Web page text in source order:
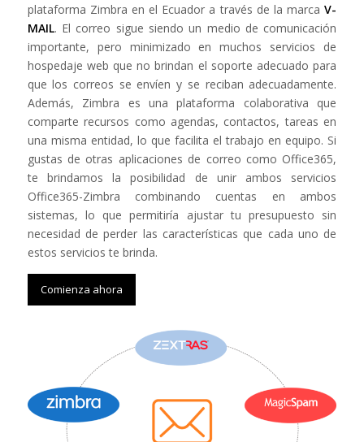
plataforma Zimbra en el Ecuador a través de la marcaV-
MAIL. El correo sigue siendo un medio de comunicación
importante, pero minimizado en muchos servicios de
hospedaje web que no brindan el soporte adecuado para
que los correos se envíen y se reciban adecuadamente.
Además, Zimbra es una plataforma colaborativa que
comparte recursos como agendas, contactos, tareas en
una misma entidad, lo que facilita el trabajo en equipo. Si
gustas de otras aplicaciones de correo como Office365,
te brindamos la posibilidad de unir ambos servicios
Office365-Zimbra combinando cuentas en ambos
sistemas, lo que permitiría ajustar tu presupuesto sin
necesidad de perder las características que cada uno de
estos servicios te brinda.
Comienza ahora